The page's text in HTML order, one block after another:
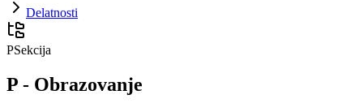
Delatnosti
PSekcija
P - Obrazovanje